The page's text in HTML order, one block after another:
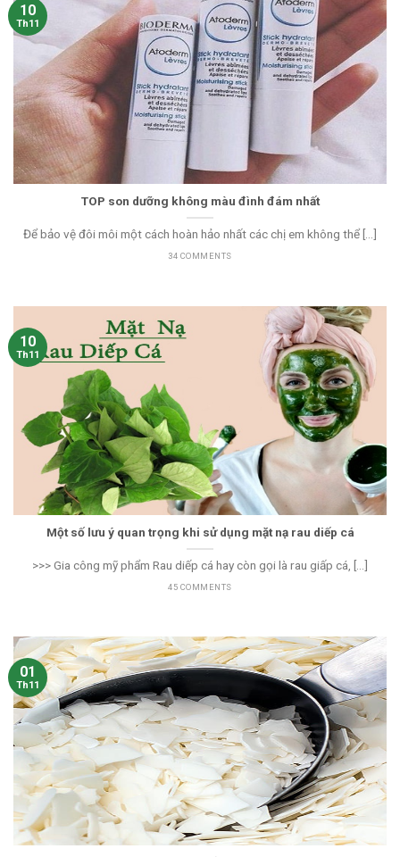
TOP son dưỡng không màu đình đám nhất
Để bảo vệ đôi môi một cách hoàn hảo nhất các chị em không thể [...]
34 COMMENTS
10
Th11
Một số lưu ý quan trọng khi sử dụng mặt nạ rau diếp cá
>>> Gia công mỹ phẩm Rau diếp cá hay còn gọi là rau giấp cá, [...]
45 COMMENTS
10
Th11
01
Th11